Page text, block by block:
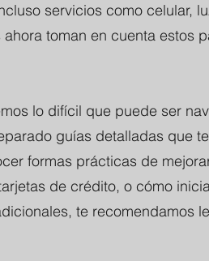
servicios como celular,
toman en cuenta estos
lo difícil que puede ser
guías detalladas que
formas prácticas de
de crédito, o cómo
te recomendamos